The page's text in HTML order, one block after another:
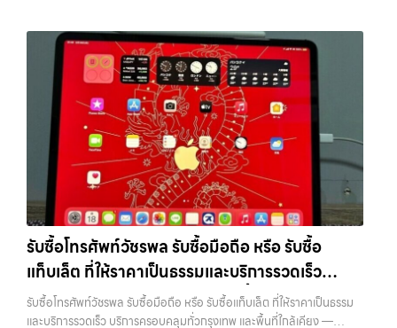
รับซื้อโทรศัพท์วัชรพล รับซื้อมือถือ หรือ รับซื้อ
แท็บเล็ต ที่ให้ราคาเป็นธรรมและบริการรวดเร็ว
บริการครอบคลุมทั่วกรุงเทพ และพื้นที่ใกล้เคียง
รับซื้อโทรศัพท์วัชรพล รับซื้อมือถือ หรือ รับซื้อแท็บเล็ต ที่ให้ราคาเป็นธรรม
และบริการรวดเร็ว บริการครอบคลุมทั่วกรุงเทพ และพื้นที่ใกล้เคียง —